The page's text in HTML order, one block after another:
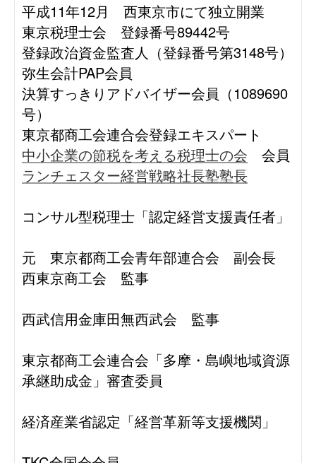
平成11年12月 西東京市にて独立開業
東京税理士会 登録番号89442号
登録政治資金監査人（登録番号第3148号）
弥生会計PAP会員
決算すっきりアドバイザー会員（1089690
号）
東京都商工会連合会登録エキスパート
中小企業の節税を考える税理士の会 会員
ランチェスター経営戦略社長塾塾長
コンサル型税理士「認定経営支援責任者」
元 東京都商工会青年部連合会 副会長
西東京商工会 監事
西武信用金庫田無西武会 監事
東京都商工会連合会「多摩・島嶼地域資源
承継助成金」審査委員
経済産業省認定「経営革新等支援機関」